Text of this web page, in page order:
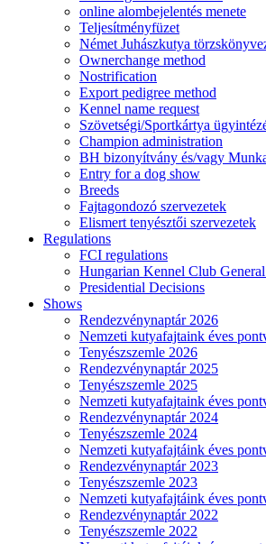
online alombejelentés menete
Teljesítményfüzet
Német Juhászkutya
Ownerchange method
Nostrification
Export pedigree method
Kennel name request
Szövetségi/Sportkártya
Champion administration
BH bizonyítvány és/vagy
Entry for a dog show
Breeds
Fajtagondozó szervezetek
Elismert tenyésztői szervezetek
Regulations
FCI regulations
Hungarian Kennel Club
Presidential Decisions
Shows
Rendezvénynaptár 2026
Nemzeti kutyafajtaink éves
Tenyészszemle 2026
Rendezvénynaptár 2025
Tenyészszemle 2025
Nemzeti kutyafajtaink éves
Rendezvénynaptár 2024
Tenyészszemle 2024
Nemzeti kutyafajtáink éves
Rendezvénynaptár 2023
Tenyészszemle 2023
Nemzeti kutyafajtáink éves
Rendezvénynaptár 2022
Tenyészszemle 2022